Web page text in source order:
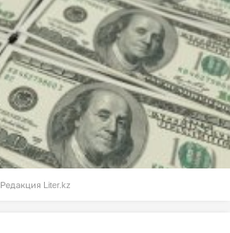
Редакция Liter.kz